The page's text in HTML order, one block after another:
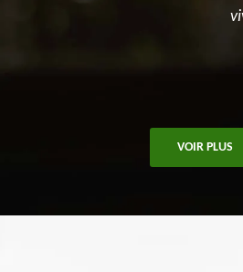
vivement. Super
VOIR PLUS